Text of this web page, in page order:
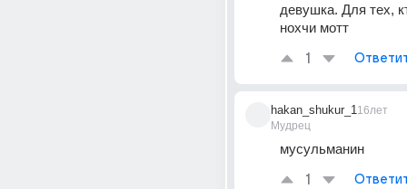
девушка. Для тех,
нохчи мотт
1
hakan_shukur_1
Мудрец
16лет
мусульманин
1